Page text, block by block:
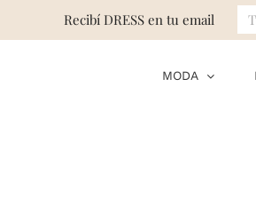
MODA
Recibí DRESS en tu email